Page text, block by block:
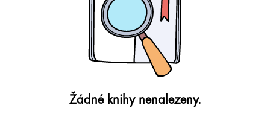
Žádné knihy nenalezeny.